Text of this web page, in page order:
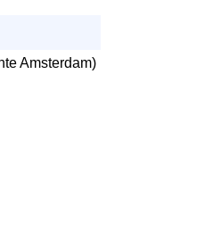
Amsterdam)